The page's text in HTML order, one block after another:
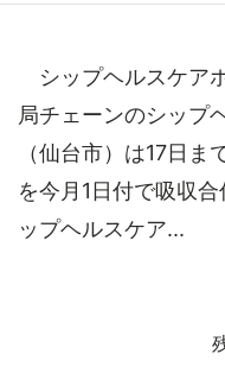
シップヘルスケア
局チェーンのシップ
（仙台市）は17日
を今月1日付で吸収
ップヘルスケア...